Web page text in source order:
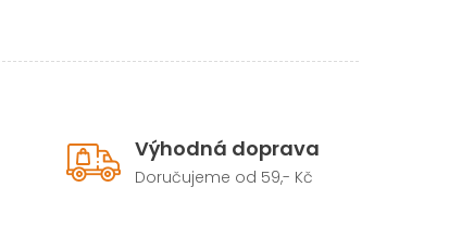
Výhodná doprava
Doručujeme od 59,- Kč